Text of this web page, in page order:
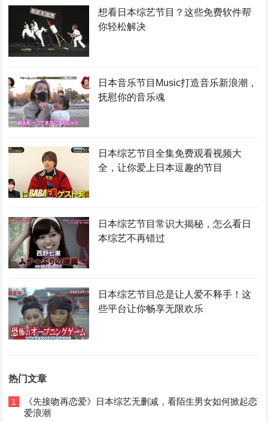
想看日本综艺节目？这些免费软件帮
你轻松解决
日本音乐节目Music打造音乐新浪潮，
抚慰你的音乐魂
日本综艺节目全集免费观看视频大
全，让你爱上日本逗趣的节目
日本综艺节目常识大揭秘，怎么看日
本综艺不再错过
日本综艺节目总是让人爱不释手！这
些平台让你畅享无限欢乐
热门文章
1
《先接吻再恋爱》日本综艺无删减，看陌生男女如何掀起恋
爱浪潮